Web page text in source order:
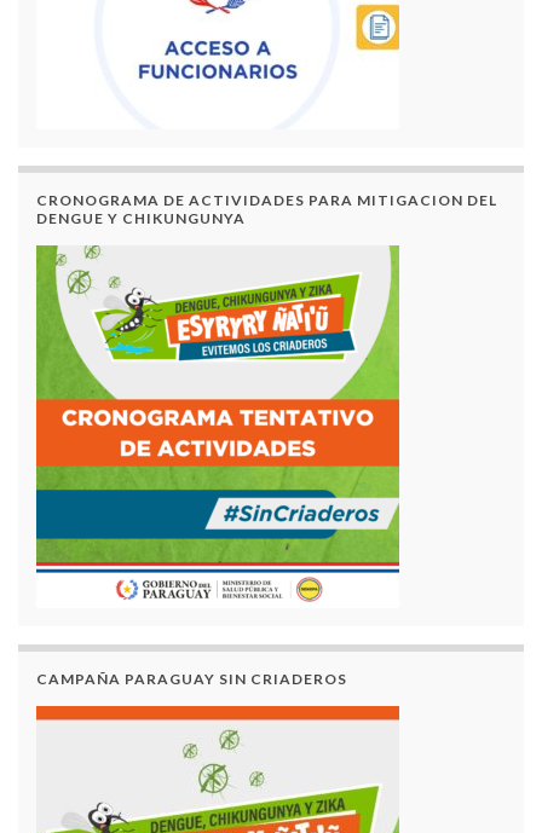
CRONOGRAMA DE ACTIVIDADES PARA MITIGACION DEL
DENGUE Y CHIKUNGUNYA
CAMPAÑA PARAGUAY SIN CRIADEROS